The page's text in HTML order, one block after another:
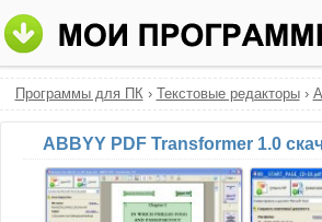
Программы для ПК› Текстовые редакторы›
ABBYY PDF Transformer 1.0